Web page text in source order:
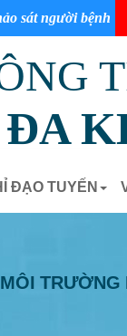
sát người bệnh
ĐẠO TUYẾN
TRƯỜNG